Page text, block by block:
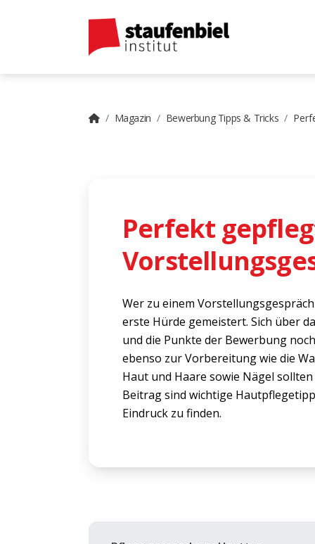
Magazin Bewerbung Tipps & Tricks
Perfekt
Wer zu einem
erste Hürde gemeistert. Sich über
und die Punkte der Bewerbung
ebenso zur Vorbereitung wie die
Haut und Haare sowie Nägel
Beitrag sind wichtige
Eindruck zu finden.